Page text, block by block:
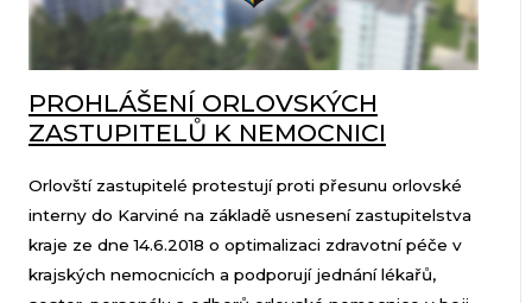
PROHLÁŠENÍ ORLOVSKÝCH
ZASTUPITELŮ K NEMOCNICI
Orlovští zastupitelé protestují proti přesunu orlovské
interny do Karviné na základě usnesení zastupitelstva
kraje ze dne 14.6.2018 o optimalizaci zdravotní péče v
krajských nemocnicích a podporují jednání lékařů,